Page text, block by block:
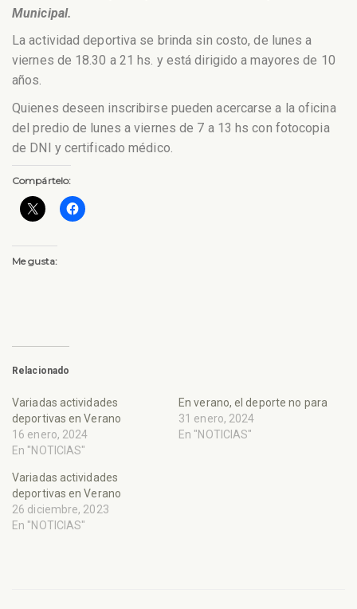
Municipal.
La actividad deportiva se brinda sin costo, de lunes a
viernes de 18.30 a 21 hs. y está dirigido a mayores de 10
años.
Quienes deseen inscribirse pueden acercarse a la oficina
del predio de lunes a viernes de 7 a 13 hs con fotocopia
de DNI y certificado médico.
Compártelo:
Me gusta:
Relacionado
Variadas actividades
deportivas en Verano
16 enero, 2024
En "NOTICIAS"
En verano, el deporte no para
31 enero, 2024
En "NOTICIAS"
Variadas actividades
deportivas en Verano
26 diciembre, 2023
En "NOTICIAS"